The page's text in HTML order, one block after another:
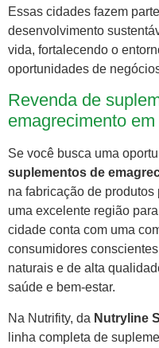
Essas cidades fazem
desenvolvimento
vida, fortalecendo o
oportunidades de
Revenda de
emagrecimento
Se você busca uma
suplementos de
na fabricação de
uma excelente região
cidade conta com uma
consumidores
naturais e de alta
saúde e bem-estar.
Na Nutrifity, da Nutryline
linha completa de